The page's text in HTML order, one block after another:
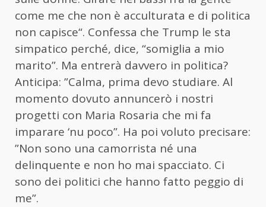
come me che non è acculturata e di politica
non capisce“. Confessa che Trump le sta
simpatico perché, dice, “somiglia a mio
marito”. Ma entrerà davvero in politica?
Anticipa: ”Calma, prima devo studiare. Al
momento dovuto annuncerò i nostri
progetti con Maria Rosaria che mi fa
imparare ‘nu poco”. Ha poi voluto precisare:
”Non sono una camorrista né una
delinquente e non ho mai spacciato. Ci
sono dei politici che hanno fatto peggio di
me”.